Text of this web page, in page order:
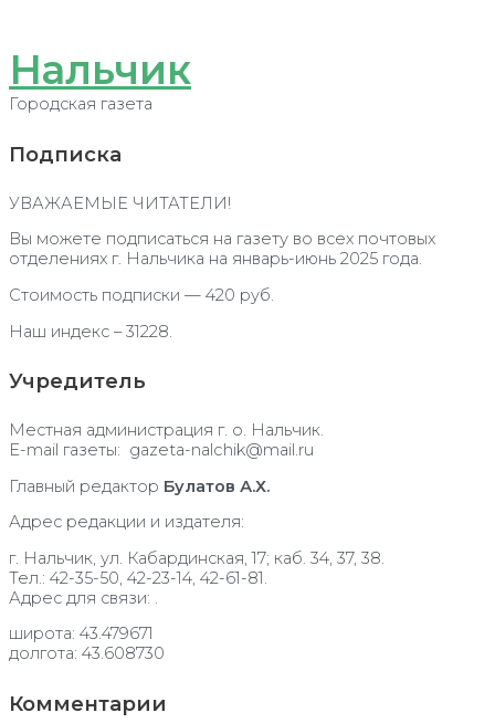
Нальчик
Городская газета
Подписка
УВАЖАЕМЫЕ ЧИТАТЕЛИ!
Вы можете подписаться на газету во всех почтовых
отделениях г. Нальчика на январь-июнь 2025 года.
Стоимость подписки — 420 руб.
Наш индекс – 31228.
Учредитель
Местная администрация г. о. Нальчик.
E-mail газеты: gazeta-nalchik@mail.ru
Главный редактор Булатов А.Х.
Адрес редакции и издателя:
г. Нальчик, ул. Кабардинская, 17; каб. 34, 37, 38.
Тел.: 42-35-50, 42-23-14, 42-61-81.
Адрес для связи: .
широта: 43.479671
долгота: 43.608730
Комментарии